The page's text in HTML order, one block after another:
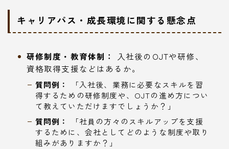
キャリアパス・成長環境に関する懸念点
研修制度・教育体制：
入社後のOJTや研修、
資格取得支援などはあるか。
質問例：
「入社後、業務に必要なスキルを習
得するための研修制度や、OJTの進め方につい
て教えていただけますでしょうか？」
質問例：
「社員の方々のスキルアップを支援
するために、会社としてどのような制度や取り
組みがありますか？」